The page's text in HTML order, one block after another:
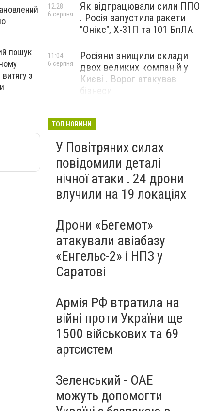
пошук
з
Як відпрацювали сили ППО
. Росія запустила ракети
"Онікс", Х-31П та 101 БпЛА
12:28
6 серпня
Росіяни знищили склади
двох великих компаній у
Києві . Ворог атакував
бізнеси
11:04
6 серпня
ТОП НОВИНИ
У Повітряних силах
повідомили деталі
нічної атаки . 24 дрони
влучили на 19 локаціях
Дрони «Бегемот»
атакували авіабазу
«Енгельс-2» і НПЗ у
Саратові
Армія РФ втратила на
війні проти України ще
1500 військових та 69
артсистем
Зеленський - ОАЕ
можуть допомогти